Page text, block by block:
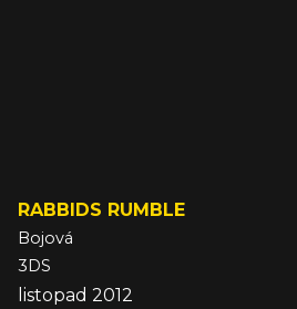
RABBIDS RUMBLE
Bojová
3DS
listopad 2012